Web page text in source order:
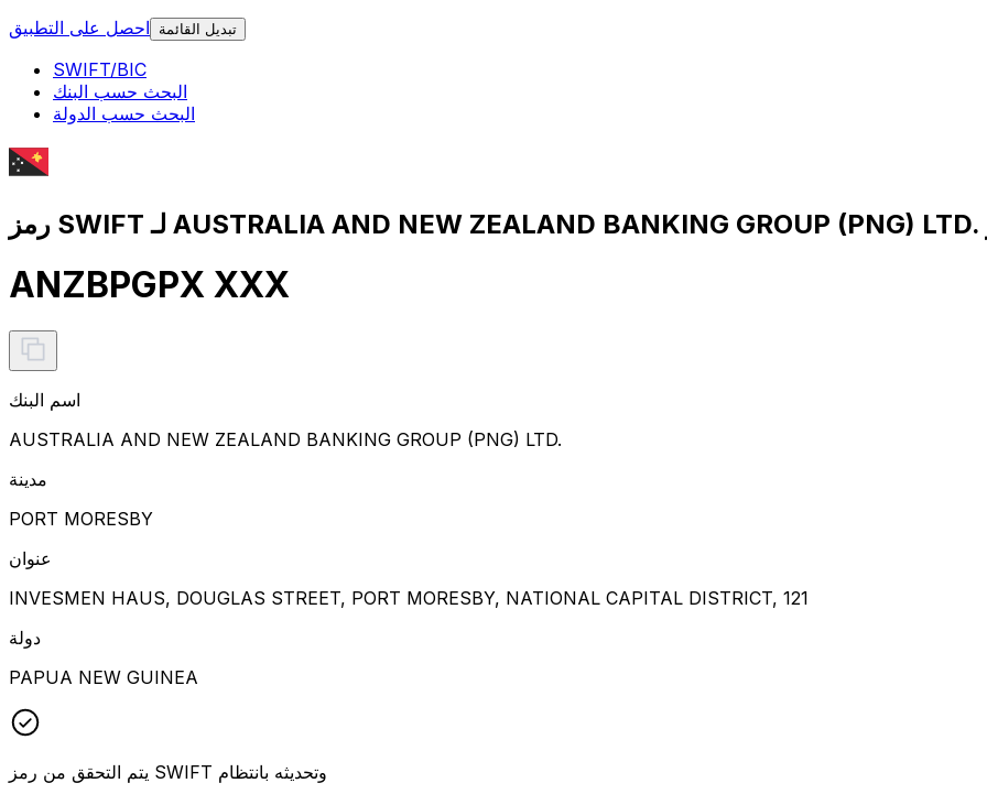
احصل على التطبيق
تبديل القائمة
SWIFT/BIC
البحث حسب البنك
البحث حسب الدولة
ANZBPGPX XXX
اسم البنك
AUSTRALIA AND NEW ZEALAND BANKING GROUP (PNG) LTD.
مدينة
PORT MORESBY
عنوان
INVESMEN HAUS, DOUGLAS STREET, PORT MORESBY, NATIONAL CAPITAL DISTRICT, 121
دولة
PAPUA NEW GUINEA
يتم التحقق من رمز SWIFT وتحديثه بانتظام